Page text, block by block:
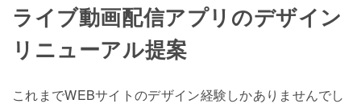
ライブ動画配信アプリのデザイン
リニューアル提案
これまでWEBサイトのデザイン経験しかありませんでし